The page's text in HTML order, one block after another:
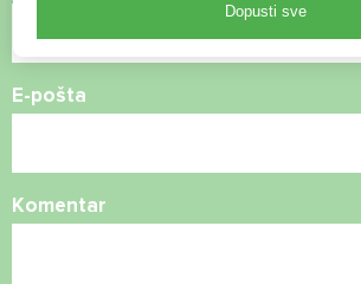
E-pošta
Komentar
Dopusti sve